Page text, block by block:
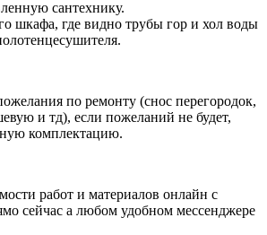
сантехнику.
шкафа, где видно трубы гор и хол воды
по ремонту (снос перегородок,
и тд), если пожеланий не будет,
комплектацию.
работ и материалов онлайн с
сейчас а любом удобном мессенджере